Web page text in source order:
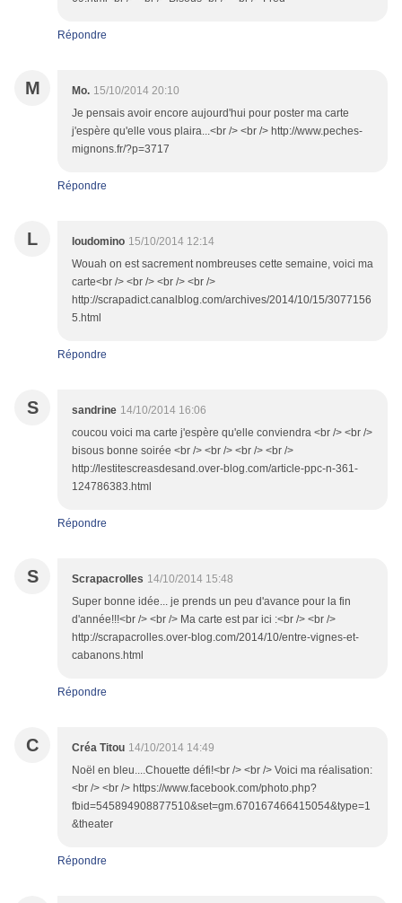
Répondre
M Mo. 15/10/2014 20:10
Je pensais avoir encore aujourd'hui pour poster ma carte
j'espère qu'elle vous plaira...<br /> <br /> http://www.peches-
mignons.fr/?p=3717
Répondre
L loudomino 15/10/2014 12:14
Wouah on est sacrement nombreuses cette semaine, voici ma
carte<br /> <br /> <br /> <br />
http://scrapadict.canalblog.com/archives/2014/10/15/3077156
5.html
Répondre
S sandrine 14/10/2014 16:06
coucou voici ma carte j'espère qu'elle conviendra <br /> <br />
bisous bonne soirée <br /> <br /> <br /> <br />
http://lestitescreasdesand.over-blog.com/article-ppc-n-361-
124786383.html
Répondre
S Scrapacrolles 14/10/2014 15:48
Super bonne idée... je prends un peu d'avance pour la fin
d'année!!!<br /> <br /> Ma carte est par ici :<br /> <br />
http://scrapacrolles.over-blog.com/2014/10/entre-vignes-et-
cabanons.html
Répondre
C Créa Titou 14/10/2014 14:49
Noël en bleu....Chouette défi!<br /> <br /> Voici ma réalisation:
<br /> <br /> https://www.facebook.com/photo.php?
fbid=545894908877510&set=gm.670167466415054&type=1
&theater
Répondre